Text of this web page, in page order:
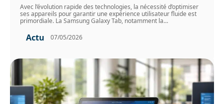
Avec l’évolution rapide des technologies, la nécessité d’optimiser
ses appareils pour garantir une expérience utilisateur fluide est
primordiale. La Samsung Galaxy Tab, notamment la…
Actu 07/05/2026